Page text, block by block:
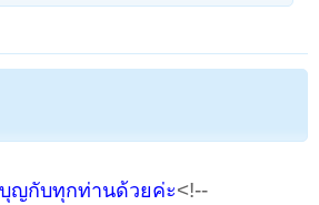
ญกับทุกท่านด้วยค่ะ<!--